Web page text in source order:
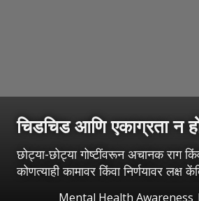
चिडचिड आणि एकाग्रता न
छोट्या-छोट्या गोष्टींवरून अचानक राग
कोणत्याही कामावर किंवा निर्णयावर लक्ष
Mental Health